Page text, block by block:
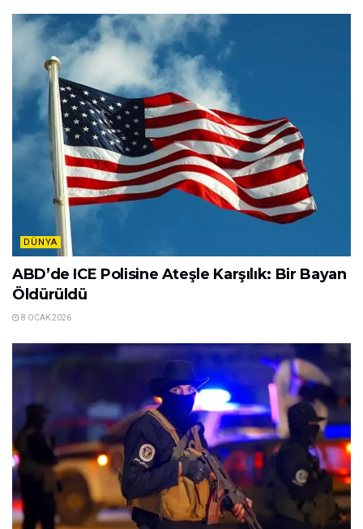
DÜNYA
ABD’de ICE Polisine Ateşle Karşılık: Bir Bayan
Öldürüldü
8 OCAK 2026